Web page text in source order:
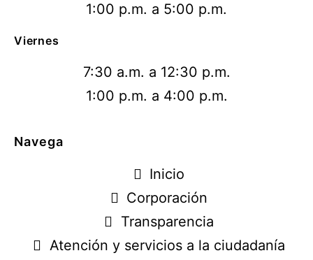
1:00 p.m. a 5:00 p.m.
Viernes
7:30 a.m. a 12:30 p.m.
1:00 p.m. a 4:00 p.m.
Navega
Inicio
Corporación
Transparencia
Atención y servicios a la ciudadanía